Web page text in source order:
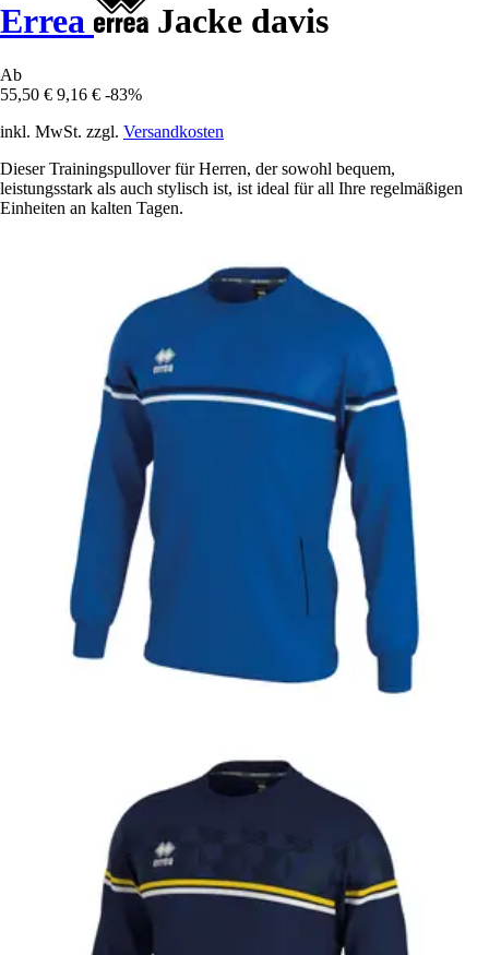
Errea Jacke davis
Ab
55,50 € 9,16 € -83%
inkl. MwSt. zzgl. Versandkosten
Dieser Trainingspullover für Herren, der sowohl bequem,
leistungsstark als auch stylisch ist, ist ideal für all Ihre regelmäßigen
Einheiten an kalten Tagen.